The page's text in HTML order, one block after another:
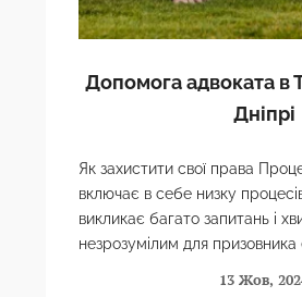
Допомога адвоката в
Дніпрі
Як захистити свої права
включає в себе низку
викликає багато запитань і
незрозумілим для призовника
13 Жов,